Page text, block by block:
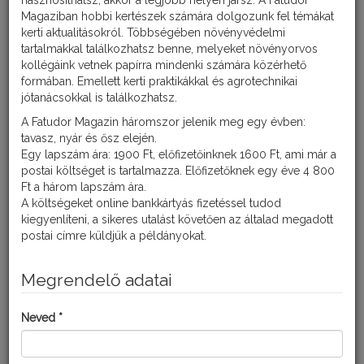
ELŐKÉSZÜLETEK
A tavaszi készülődés a kiskertben a jól megmunkált talaj és a
veszi kezdetét! Ha saját szaporító anyagot használunk,
válogassuk át azokat, a sérülteket, betegeket dobjuk ki. Enyhe tél
fordítsunk gondot a tavaszi lemosópermetezésre,
Magaziban hobbi kertészek számára dolgozunk fel témákat
kerti aktualitásokról. Többségében növényvédelmi
tartalmakkal találkozhatsz benne, melyeket növényorvos
kollégáink vetnek papírra mindenki számára közérhető
formában. Emellett kerti praktikákkal és agrotechnikai
jótanácsokkal is találkozhatsz.
A Fatudor Magazin háromszor jelenik meg egy évben:
tavasz, nyár és ősz elején.
Egy lapszám ára: 1900 Ft, előfizetőinknek 1600 Ft, ami már a
postai költséget is tartalmazza. Előfizetőknek egy éve 4 800
Ft a három lapszám ára.
A költségeket online bankkártyás fizetéssel tudod
kiegyenlíteni, a sikeres utalást követően az általad megadott
postai címre küldjük a példányokat.
Megrendelő adatai
Neved *